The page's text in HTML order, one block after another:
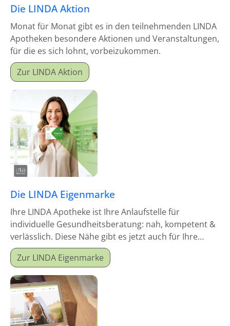
Die LINDA Aktion
Monat für Monat gibt es in den teilnehmenden LINDA
Apotheken besondere Aktionen und Veranstaltungen,
für die es sich lohnt, vorbeizukommen.
Zur LINDA Aktion
Die LINDA Eigenmarke
Ihre LINDA Apotheke ist Ihre Anlaufstelle für
individuelle Gesundheitsberatung: nah, kompetent &
verlässlich. Diese Nähe gibt es jetzt auch für Ihre
Hausapotheke!
Zur LINDA Eigenmarke